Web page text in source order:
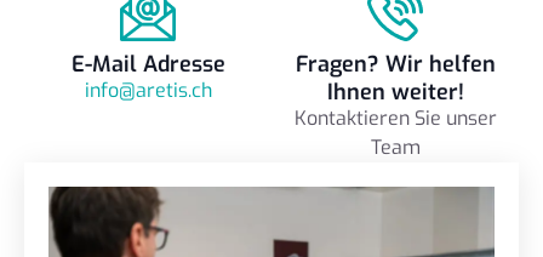
E-Mail Adresse
info@aretis.ch
Fragen? Wir helfen
Ihnen weiter!
Kontaktieren Sie unser
Team